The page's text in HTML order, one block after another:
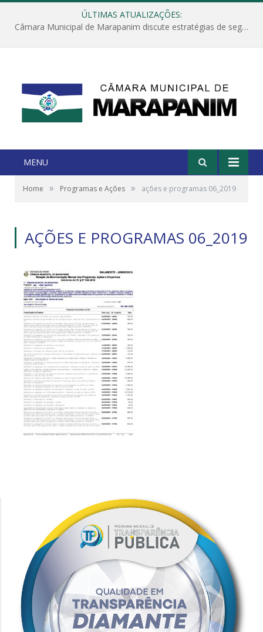
ÚLTIMAS ATUALIZAÇÕES:
Câmara Municipal de Marapanim discute estratégias de segurança com autoridades e poder executivo
MENU
Home » Programas e Ações » ações e programas 06_2019
AÇÕES E PROGRAMAS 06_2019